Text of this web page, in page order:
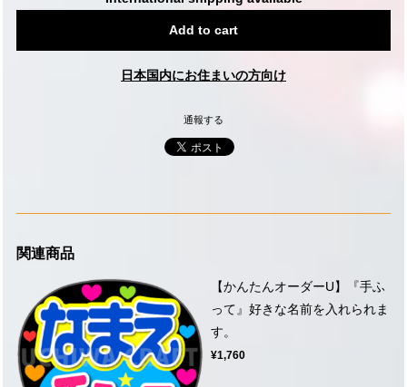
Add to cart
日本国内にお住まいの方向け
通報する
関連商品
【かんたんオーダーU】『手ふ
って』好きな名前を入れられま
す。
¥1,760